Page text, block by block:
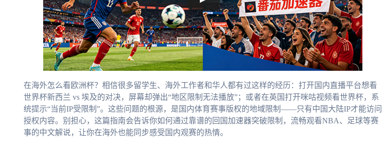
在海外怎么看欧洲杯？相信很多留学生、海外工作者和华人都有过这样的经历：打开国内直播平台想看
世界杯新西兰 vs 埃及的对决，屏幕却弹出“地区限制无法播放”；或者在英国打开咪咕视频看世界杯，系
统提示“当前IP受限制”。这些问题的根源，是国内体育赛事版权的地域限制——只有中国大陆IP才能访问
授权内容。别担心，这篇指南会告诉你如何通过靠谱的回国加速器突破限制，流畅观看NBA、足球等赛
事的中文解说，让你在海外也能同步感受国内观赛的热情。